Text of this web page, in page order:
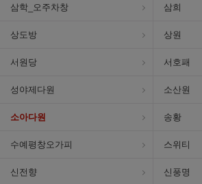
삼학_오주차창 삼희
상도방 상원
서원당 서호패
성야제다원 소산원
소아다원 송황
수예평창오가피 스위티
신전향 신풍명